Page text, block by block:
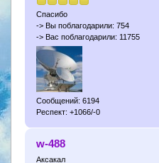
Спасибо
-> Вы поблагодарили: 754
-> Вас поблагодарили: 11755
Сообщений: 6194
Респект: +1066/-0
w-488
Аксакал